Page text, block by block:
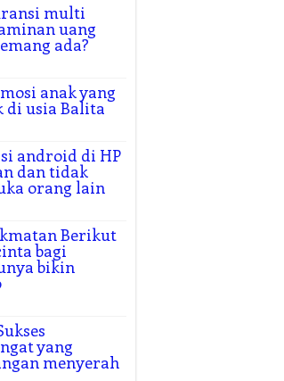
multi
uang
ada?
anak yang
di usia Balita
android di HP
dan tidak
orang lain
Berikut
bagi
bikin
yang
menyerah